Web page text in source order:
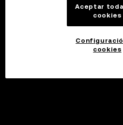
Aceptar
cookies
cookies